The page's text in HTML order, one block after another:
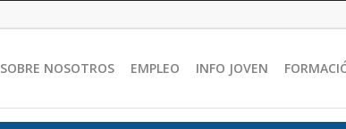
SOBRE NOSOTROS EMPLEO INFO JOVEN